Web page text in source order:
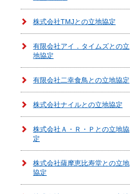
株式会社TMJとの立地協定
有限会社アイ．タイムズとの立
地協定
有限会社二幸食鳥との立地協定
株式会社ナイルとの立地協定
株式会社Ａ・Ｒ・Ｐとの立地協
定
株式会社薩摩恵比寿堂との立地
協定